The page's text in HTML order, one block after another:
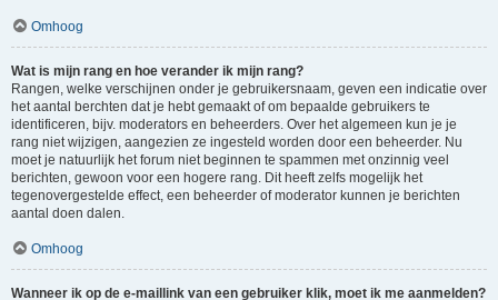
Omhoog
Wat is mijn rang en hoe verander ik mijn rang?
Rangen, welke verschijnen onder je gebruikersnaam, geven een indicatie over
het aantal berchten dat je hebt gemaakt of om bepaalde gebruikers te
identificeren, bijv. moderators en beheerders. Over het algemeen kun je je
rang niet wijzigen, aangezien ze ingesteld worden door een beheerder. Nu
moet je natuurlijk het forum niet beginnen te spammen met onzinnig veel
berichten, gewoon voor een hogere rang. Dit heeft zelfs mogelijk het
tegenovergestelde effect, een beheerder of moderator kunnen je berichten
aantal doen dalen.
Omhoog
Wanneer ik op de e-maillink van een gebruiker klik, moet ik me aanmelden?